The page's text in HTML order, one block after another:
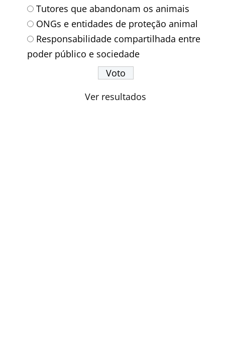
Tutores que abandonam os animais
ONGs e entidades de proteção animal
Responsabilidade compartilhada entre
poder público e sociedade
Ver resultados